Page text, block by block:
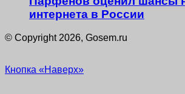
интернета в России
© Copyright 2026, Gosem.ru
Кнопка «Наверх»